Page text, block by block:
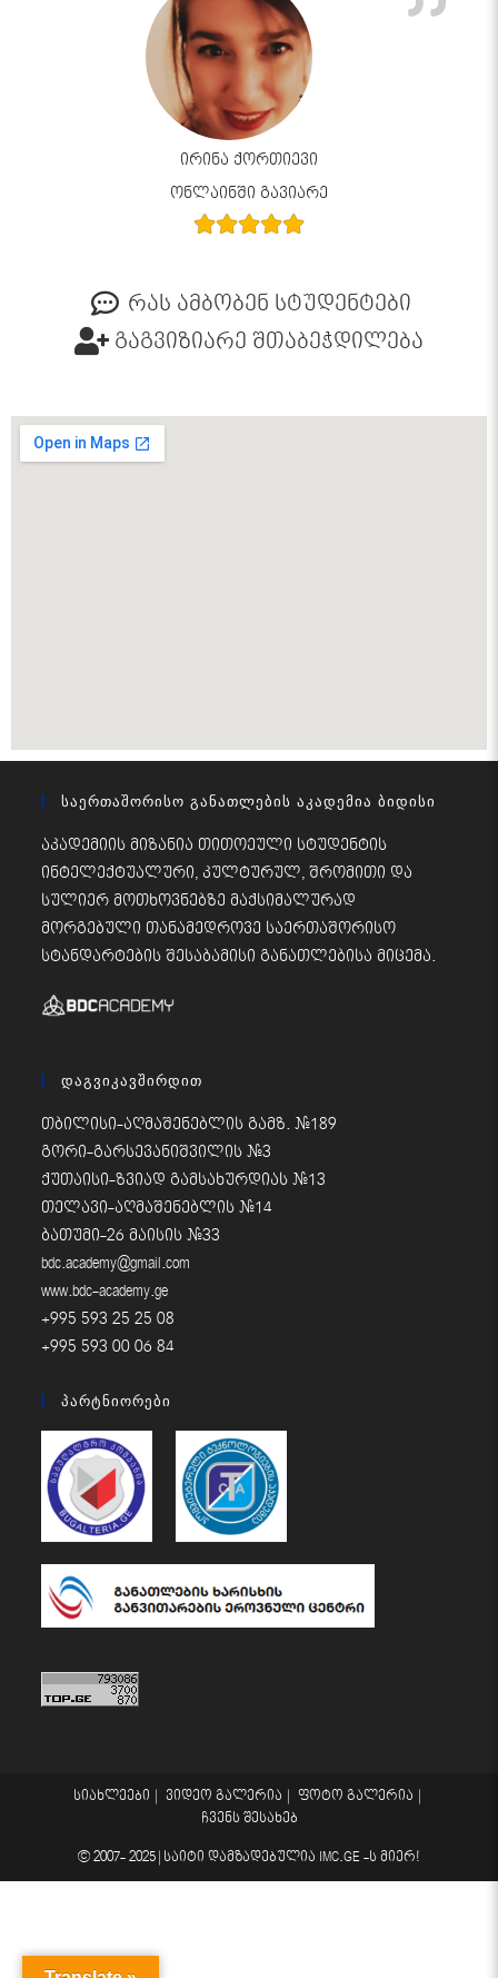
ირინა ქორთიევი
ონლაინში გავიარე
რას ამბობენ სტუდენტები
გაგვიზიარე შთაბეჭდილება
Საერთაშორისო Განათლების Აკადემია Ბიდისი
აკადემიის მიზანია თითოეული სტუდენტის
ინტელექტუალური, კულტურულ, შრომითი და
სულიერ მოთხოვნებზე მაქსიმალურად
მორგებული თანამედროვე საერთაშორისო
სტანდარტების შესაბამისი განათლებისა მიცემა.
Დაგვიკავშირდით
თბილისი-აღმაშენებლის გამზ. #189
გორი-გარსევანიშვილის #3
ქუთაისი-ზვიად გამსახურდიას #13
თელავი-აღმაშენებლის #14
ბათუმი-26 მაისის #33
bdc.academy@gmail.com
www.bdc-academy.ge
+995 593 25 25 08
+995 593 00 06 84
Პარტნიორები
სიახლეები ვიდეო გალერია
ფოტო გალერია
ჩვენს შესახებ
© 2007- 2025 | საიტი დამზადებულია IMC.GE -ს მიერ!